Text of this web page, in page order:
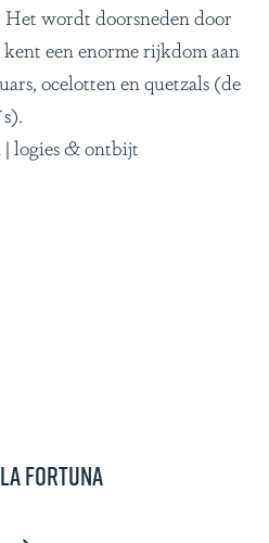
Het wordt doorsneden door
een enorme rijkdom aan
ocelotten en quetzals (de
logies & ontbijt
Fortuna